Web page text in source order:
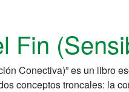
Fin
Conectiva)” es un libro
conceptos troncales: la